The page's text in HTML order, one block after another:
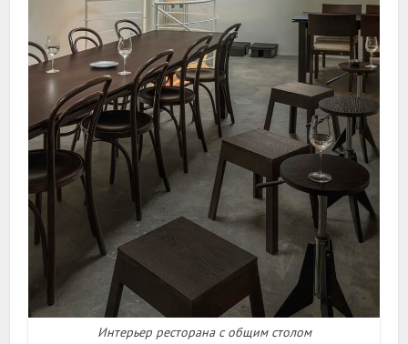
Интерьер ресторана с общим столом